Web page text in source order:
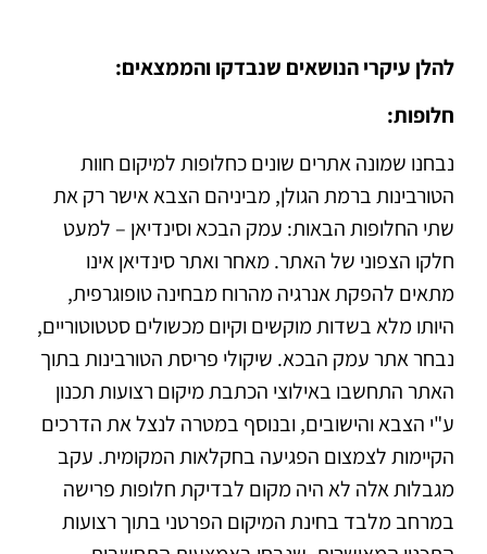
להלן עיקרי הנושאים שנבדקו והממצאים:
חלופות:
נבחנו שמונה אתרים שונים כחלופות למיקום חוות
הטורבינות ברמת הגולן, מביניהם הצבא אישר רק את
שתי החלופות הבאות: עמק הבכא וסינדיאן – למעט
חלקו הצפוני של האתר. מאחר ואתר סינדיאן אינו
מתאים להפקת אנרגיה מהרוח מבחינה טופוגרפית,
היותו מלא בשדות מוקשים וקיום מכשולים סטטוטוריים,
נבחר אתר עמק הבכא. שיקולי פריסת הטורבינות בתוך
האתר התחשבו באילוצי הכתבת מיקום רצועות תכנון
ע"י הצבא והישובים, ובנוסף במטרה לנצל את הדרכים
הקיימות לצמצום הפגיעה בחקלאות המקומית. עקב
מגבלות אלה לא היה מקום לבדיקת חלופות פרישה
במרחב מלבד בחינת המיקום הפרטני בתוך רצועות